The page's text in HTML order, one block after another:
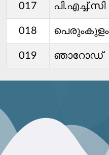
017 പി.എച്ച്.സി
018 പെരുംകുളം
019 ഞാറോഡ്